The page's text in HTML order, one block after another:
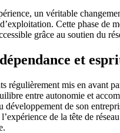
un véritable
Cette phase de
grâce au soutien du
et
régulièrement mis en avant
entre autonomie et
développement de son
de la tête de